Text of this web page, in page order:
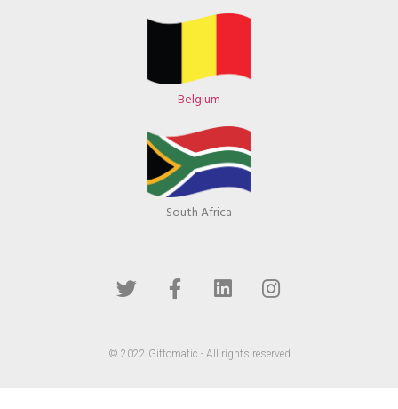
Belgium
South Africa
© 2022 Giftomatic - All rights reserved